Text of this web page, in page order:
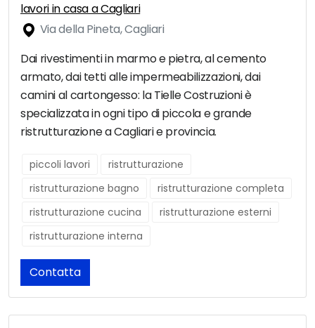
lavori in casa a Cagliari
Via della Pineta, Cagliari
Dai rivestimenti in marmo e pietra, al cemento
armato, dai tetti alle impermeabilizzazioni, dai
camini al cartongesso: la Tielle Costruzioni è
specializzata in ogni tipo di piccola e grande
ristrutturazione a Cagliari e provincia.
piccoli lavori
ristrutturazione
ristrutturazione bagno
ristrutturazione completa
ristrutturazione cucina
ristrutturazione esterni
ristrutturazione interna
Contatta